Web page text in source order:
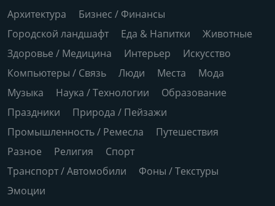
Архитектура
Бизнес / Финансы
Городской ландшафт
Еда & Напитки
Животные
Здоровье / Медицина
Интерьер
Искусство
Компьютеры / Связь
Люди Места
Мода
Музыка
Наука / Технологии
Образование
Праздники
Природа / Пейзажи
Промышленность / Ремесла
Путешествия
Разное
Религия
Спорт
Транспорт / Автомобили
Фоны / Текстуры
Эмоции